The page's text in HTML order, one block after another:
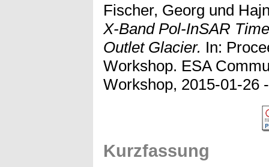
Fischer, Georg und
X-Band Pol-InSAR
Outlet Glacier. In:
Workshop. ESA
Workshop, 2015-01-26
Kurzfassung